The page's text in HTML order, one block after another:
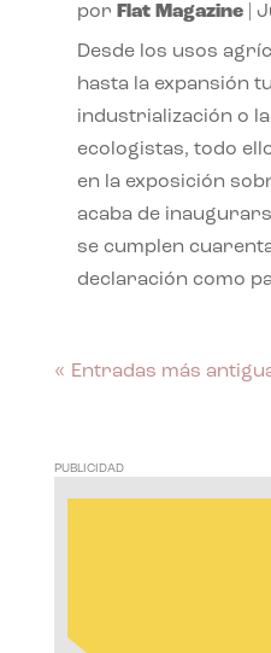
por Flat Magazine|
Desde los usos
hasta la expansión
industrialización o
ecologistas, todo
en la exposición
acaba de
se cumplen
declaración como
« Entradas más
PUBLICIDAD